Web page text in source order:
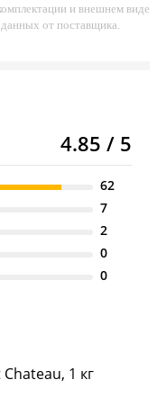
и внешнем виде
от поставщика.
4.85 / 5
62
7
2
0
0
1 кг